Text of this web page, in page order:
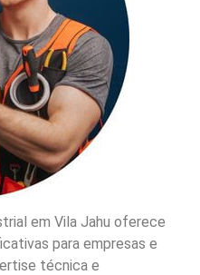
em Vila Jahu oferece
para empresas e
técnica e